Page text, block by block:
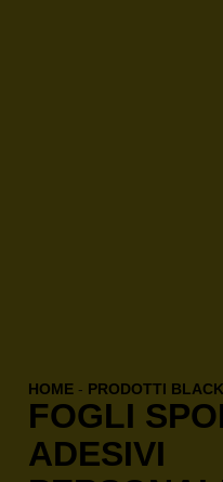
HOME - PRODOTTI
FOGLI
ADESIVI